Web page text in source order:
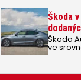
Škoda
Škoda
ve